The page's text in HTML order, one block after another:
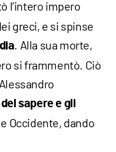
l’intero impero
greci, e si spinse
. Alla sua morte,
si frammentò. Ciò
sapere e gli
Occidente, dando